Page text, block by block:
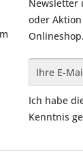
Newsletter
oder
Onlineshop.
Ich habe
Kenntnis